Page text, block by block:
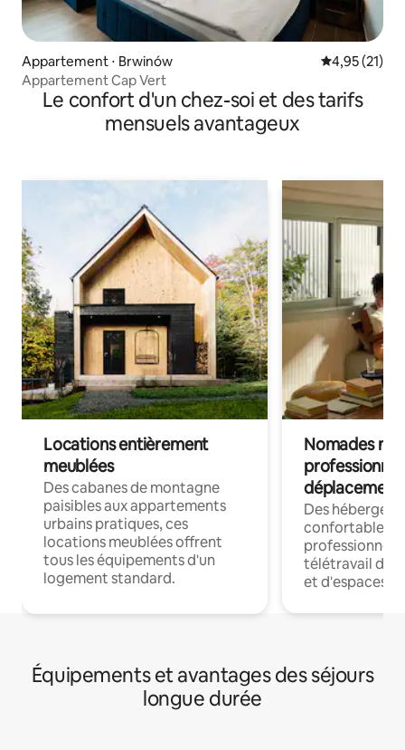
Appartement ⋅ Brwinów Évaluation
4,95 (21)
Appartement Cap Vert
Le confort d'un chez-soi et des tarifs
mensuels avantageux
Locations entièrement
meublées
Des cabanes de montagne
paisibles aux appartements
urbains pratiques, ces
locations meublées offrent
tous les équipements d'un
logement standard.
Nomades
déplacement
Des
confortables
professionnels
télétravail
et d'espaces
Équipements et avantages des séjours
longue durée